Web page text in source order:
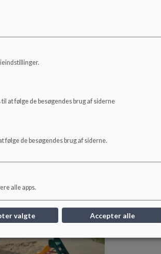
Børnehuset
at følge de besøgendes brug af siderne
følge de besøgendes brug af siderne.
alle apps.
valgte Accepter alle